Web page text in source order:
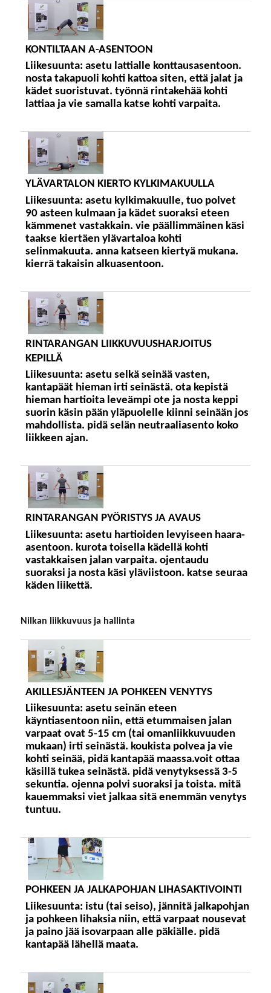
KONTILTAAN A-ASENTOON
Liikesuunta:asetu lattialle konttausasentoon.
nosta takapuoli kohti kattoa siten, että jalat ja
kädet suoristuvat. työnnä rintakehää kohti
lattiaa ja vie samalla katse kohti varpaita.
YLÄVARTALON KIERTO KYLKIMAKUULLA
Liikesuunta:asetu kylkimakuulle, tuo polvet
90 asteen kulmaan ja kädet suoraksi eteen
kämmenet vastakkain. vie päällimmäinen käsi
taakse kiertäen ylävartaloa kohti
selinmakuuta. anna katseen kiertyä mukana.
kierrä takaisin alkuasentoon.
RINTARANGAN LIIKKUVUUSHARJOITUS
KEPILLÄ
Liikesuunta:asetu selkä seinää vasten,
kantapäät hieman irti seinästä. ota kepistä
hieman hartioita leveämpi ote ja nosta keppi
suorin käsin pään yläpuolelle kiinni seinään jos
mahdollista. pidä selän neutraaliasento koko
liikkeen ajan.
RINTARANGAN PYÖRISTYS JA AVAUS
Liikesuunta:asetu hartioiden levyiseen haara-
asentoon. kurota toisella kädellä kohti
vastakkaisen jalan varpaita. ojentaudu
suoraksi ja nosta käsi yläviistoon. katse seuraa
käden liikettä.
nilkan liikkuvuus ja hallinta
AKILLESJÄNTEEN JA POHKEEN VENYTYS
Liikesuunta:asetu seinän eteen
käyntiasentoon niin, että etummaisen jalan
varpaat ovat 5-15 cm (tai omanliikkuvuuden
mukaan) irti seinästä. koukista polvea ja vie
kohti seinää, pidä kantapää maassa.voit ottaa
käsillä tukea seinästä. pidä venytyksessä 3-5
sekuntia. ojenna polvi suoraksi ja toista. mitä
kauemmaksi viet jalkaa sitä enemmän venytys
tuntuu.
POHKEEN JA JALKAPOHJAN LIHASAKTIVOINTI
Liikesuunta:istu (tai seiso), jännitä jalkapohjan
ja pohkeen lihaksia niin, että varpaat nousevat
ja paino jää isovarpaan alle päkiälle. pidä
kantapää lähellä maata.